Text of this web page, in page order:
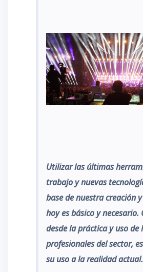
Utilizar las últimas
trabajo y nuevas
base de nuestra creación
hoy es básico y necesario.
desde la práctica y uso de
profesionales del sector,
su uso a la realidad actual.